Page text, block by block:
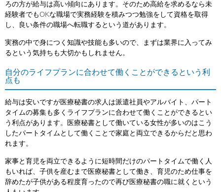
ろの方が給与は高い傾向にあります。そのため高給を求めるなら未
経験者でもOKな職場で実務経験を積みつつ勉強をして資格を取得
し、良い条件の職場へ転職するという道があります。
実務の中で身につく知識や技能も多いので、まずは業界に入ってみ
るという気持ちも大切かもしれません。
自分のライフプランに合わせて働くことができるという利
点も
給与は安いですが医療秘書の求人は派遣社員やアルバイト、パート
タイムの募集も多くライフプランに合わせて働くことができるとい
う利点があります。医療秘書として働いている女性が多いのはこう
したパートタイムとして働くことで家庭と両立できるからだと思わ
れます。
家事と育児を両立できるように短時間だけのパートタイムで働く人
もいれば、子供を産むまで医療秘書として働き、育児のため仕事を
辞めたが子供がある程度育ったので再び医療秘書の職に就くという